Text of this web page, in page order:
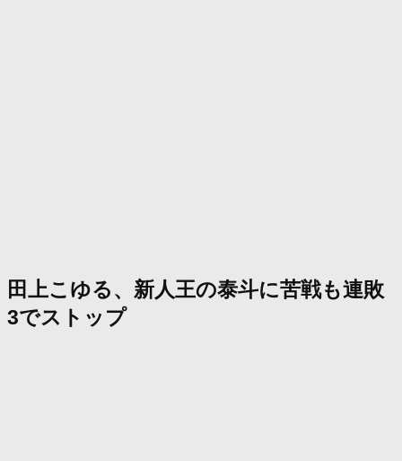
田上こゆる、新人王の泰斗に苦戦も連敗
3でストップ